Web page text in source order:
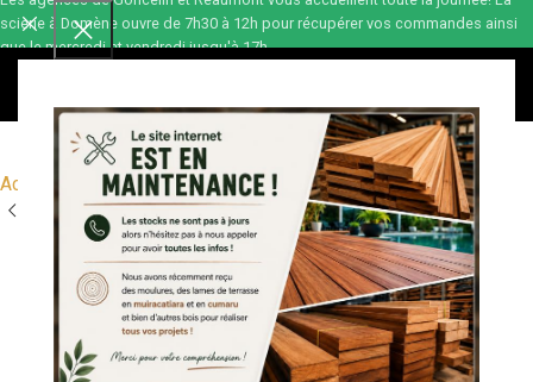
Accueil Accessoires Quincaillerie Divers quincaillerie
scierie à Domène ouvre de 7h30 à 12h pour récupérer vos commandes ainsi
que le mercredi et vendredi jusqu'à 17h.